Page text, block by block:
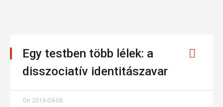
Egy testben több lélek: a
disszociatív identitászavar
On 2019-04-08